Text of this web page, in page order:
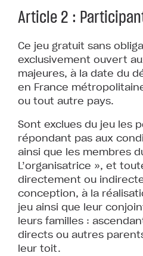
Article 2 :
Ce jeu gratuit sans
exclusivement ouvert
majeures, à la date du
en France
ou tout autre pays.
Sont exclues du jeu les
répondant pas aux
ainsi que les membres
L’organisatrice », et
directement ou
conception, à la
jeu ainsi que leur
leurs familles :
directs ou autres
leur toit.